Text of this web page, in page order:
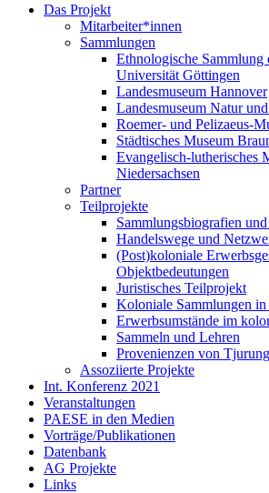
Das Projekt
Mitarbeiter*innen
Sammlungen
Ethnologische
Universität Göttingen
Landesmuseum Hannover
Landesmuseum Natur
Roemer- und Pelizaeus-
Städtisches Museum
Evangelisch-lutherisches
Niedersachsen
Partner
Teilprojekte
Sammlungsbiografien
Handelswege und
(Post)koloniale
Objektbedeutungen
Juristisches Teilprojekt
Koloniale Sammlungen
Erwerbsumstände im
Sammeln und Lehren
Provenienzen von
Assoziierte Projekte
Int. Konferenz 2021
Veranstaltungen
PAESE in den Medien
Vorträge/Publikationen
Datenbank
AG Projekte
Links